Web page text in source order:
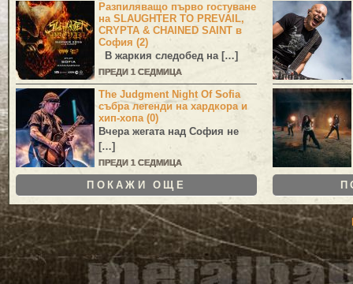
Разпиляващо първо гостуване
на SLAUGHTER TO PREVAIL,
CRYPTA & CHAINED SAINT в
София (2)
В жаркия следобед на […]
ПРЕДИ 1 СЕДМИЦА
The Judgment Night Of Sofia
събра легенди на хардкора и
хип-хопа (0)
Вчера жегата над София не
[…]
ПРЕДИ 1 СЕДМИЦА
ПОКАЖИ ОЩЕ